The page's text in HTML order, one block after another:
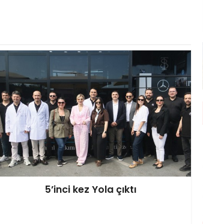
5’inci kez Yola çıktı